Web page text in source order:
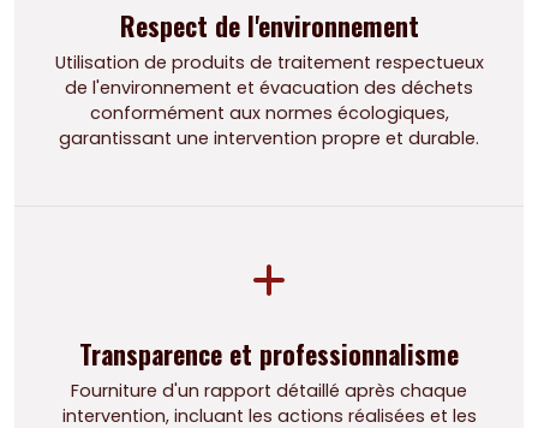
Respect de l'environnement
Utilisation de produits de traitement respectueux
de l'environnement et évacuation des déchets
conformément aux normes écologiques,
garantissant une intervention propre et durable.
Transparence et professionnalisme
Fourniture d'un rapport détaillé après chaque
intervention, incluant les actions réalisées et les